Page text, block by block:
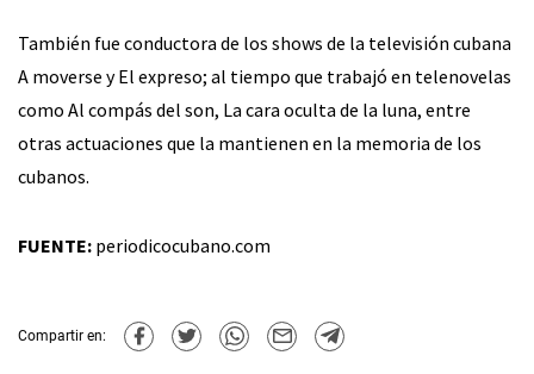
También fue conductora de los shows de la televisión cubana
A moverse y El expreso; al tiempo que trabajó en telenovelas
como Al compás del son, La cara oculta de la luna, entre
otras actuaciones que la mantienen en la memoria de los
cubanos.
FUENTE: periodicocubano.com
Compartir en: